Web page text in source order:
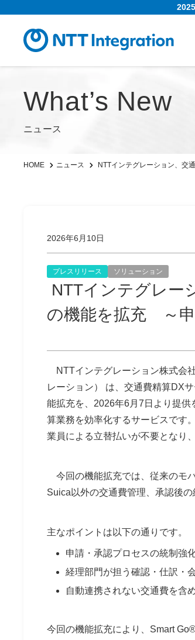
What’s New
ニュース
HOME ニュース NTTインテグレーション、交
2026年6月10日
プレスリリース ソリューション
NTTインテグレー
の機能を拡充 ～申
NTTインテグレーション株式会
レーション） は、交通費精算DX
能拡充を、2026年6月7日より提
算業務を効率化するサービスです
業員による立替払いが不要となり
今回の機能拡充では、従来のモ
Suica以外の交通費管理、承認後
主なポイントは以下の通りです。
申請・承認プロセスの統制強
経理部門が担う確認・仕訳・
自動連携されない交通費を含
今回の機能拡充により、Smart